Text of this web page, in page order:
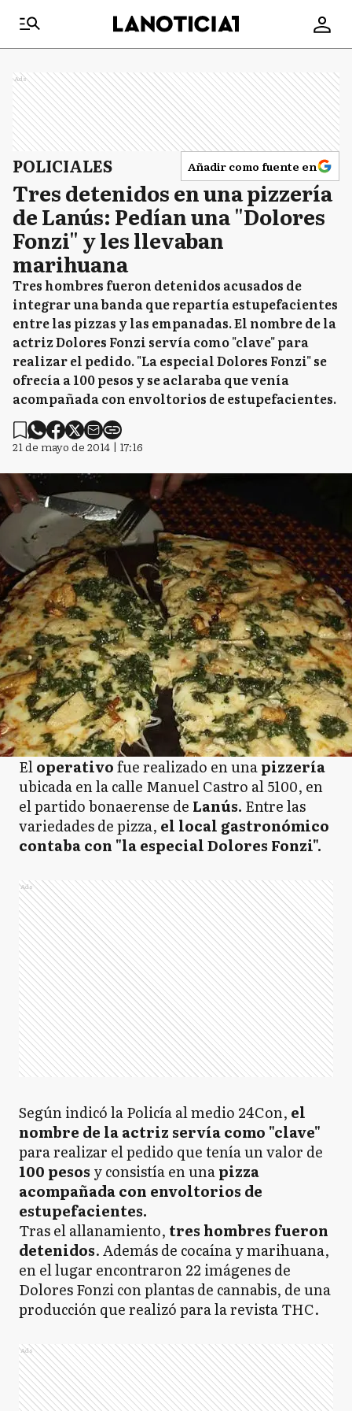
Ads
POLICIALES Añadir como fuente en
Tres detenidos en una pizzería
de Lanús: Pedían una "Dolores
Fonzi" y les llevaban
marihuana
Tres hombres fueron detenidos acusados de
integrar una banda que repartía estupefacientes
entre las pizzas y las empanadas. El nombre de la
actriz Dolores Fonzi servía como "clave" para
realizar el pedido. "La especial Dolores Fonzi" se
ofrecía a 100 pesos y se aclaraba que venía
acompañada con envoltorios de estupefacientes.
21 de mayo de 2014 | 17:16
Eloperativofue realizado en unapizzería
ubicada en la calle Manuel Castro al 5100, en
el partido bonaerense de Lanús. Entre las
variedades de pizza, el local gastronómico
contaba con "la especial Dolores Fonzi".
Ads
Según indicó la Policía al medio 24Con, el
nombre de la actriz servía como "clave"
para realizar el pedido que tenía un valor de
100 pesos y consistía en unapizza
acompañada con envoltorios de
estupefacientes.
Tras el allanamiento, tres hombres fueron
detenidos. Además de cocaína y marihuana,
en el lugar encontraron 22 imágenes de
Dolores Fonzi con plantas de cannabis, de una
producción que realizó para la revista THC.
Ads